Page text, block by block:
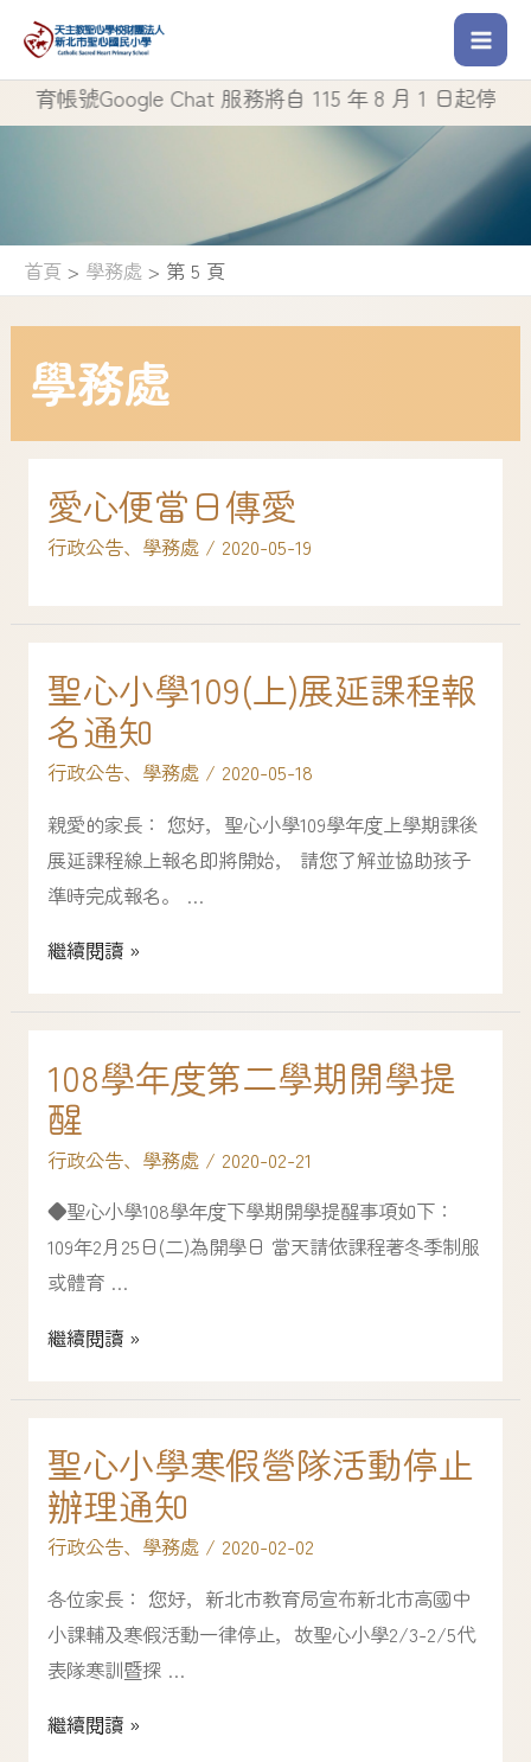
Google Chat 服務將自 115 年 8 月 1 日起停止使用
首頁 學務處 第 5 頁
學務處
愛心便當日傳愛
行政公告、 學務處 / 2020-05-19
聖心小學109(上)展延課程報
名通知
行政公告、 學務處 / 2020-05-18
親愛的家長： 您好，聖心小學109學年度上學期課後
展延課程線上報名即將開始， 請您了解並協助孩子
準時完成報名。 …
繼續閱讀 »
108學年度第二學期開學提
醒
行政公告、 學務處 / 2020-02-21
◆聖心小學108學年度下學期開學提醒事項如下：
109年2月25日(二)為開學日 當天請依課程著冬季制服
或體育 …
繼續閱讀 »
聖心小學寒假營隊活動停止
辦理通知
行政公告、 學務處 / 2020-02-02
各位家長： 您好，新北市教育局宣布新北市高國中
小課輔及寒假活動一律停止，故聖心小學2/3-2/5代
表隊寒訓暨探 …
繼續閱讀 »